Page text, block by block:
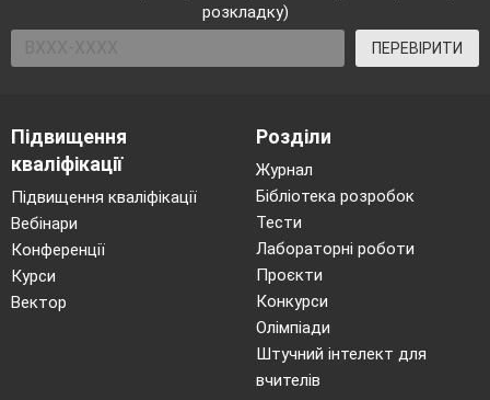
розкладку)
ПЕРЕВІРИТИ
Підвищення
кваліфікації
Підвищення кваліфікації
Вебінари
Конференції
Курси
Вектор
Розділи
Журнал
Бібліотека розробок
Тести
Лабораторні роботи
Проєкти
Конкурси
Олімпіади
Штучний інтелект для
вчителів